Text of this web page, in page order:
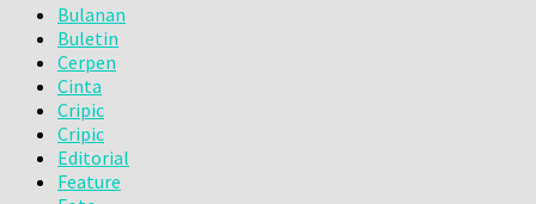
Bulanan
Buletin
Cerpen
Cinta
Cripic
Cripic
Editorial
Feature